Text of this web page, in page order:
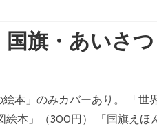
旗・あいさつ
本」のみカバーあり。 「
絵本」（300円） 「国旗え